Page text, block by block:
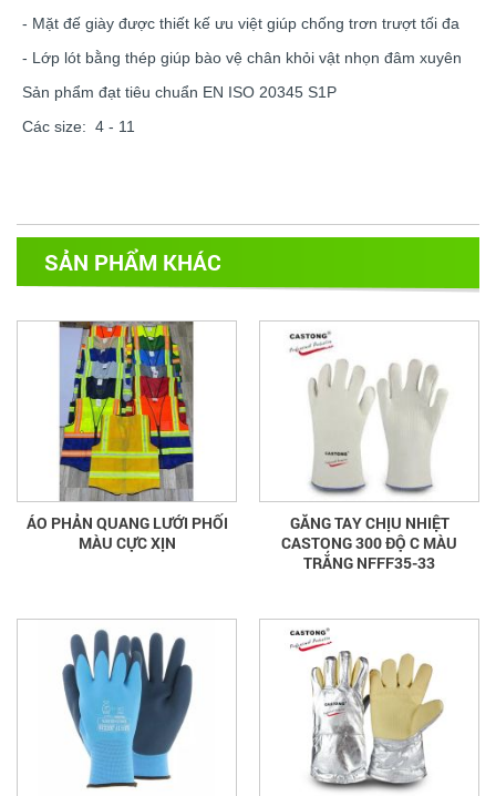
- Mặt đế giày được thiết kế ưu việt giúp chống trơn trượt tối đa
- Lớp lót bằng thép giúp bào vệ chân khỏi vật nhọn đâm xuyên
Sản phẩm đạt tiêu chuẩn EN ISO 20345 S1P
Các size: 4 - 11
SẢN PHẨM KHÁC
ÁO PHẢN QUANG LƯỚI PHỐI
MÀU CỰC XỊN
GĂNG TAY CHỊU NHIỆT
CASTONG 300 ĐỘ C MÀU
TRẮNG NFFF35-33